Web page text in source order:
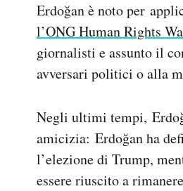
Erdoğan è noto per
l’ONG Human Rights
giornalisti e assunto il
avversari politici o alla
Negli ultimi tempi,
amicizia: Erdoğan ha
l’elezione di Trump,
essere riuscito a